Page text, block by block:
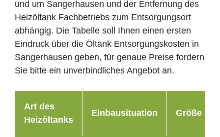
und um Sangerhausen und der Entfernung des
Heizöltank Fachbetriebs zum Entsorgungsort
abhängig. Die Tabelle soll Ihnen einen ersten
Eindruck über die Öltank Entsorgungskosten in
Sangerhausen geben, für genaue Preise fordern
Sie bitte ein unverbindliches Angebot an.
Art des
Heizöltanks
Einbausituation Größe